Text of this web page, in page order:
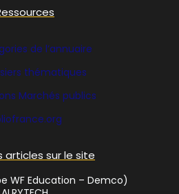
de l’annuaire
thématiques
Marchés publics
.org
articles sur le site
WF Education – Demco)